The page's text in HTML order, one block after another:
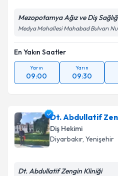
Mezopotamya Ağız ve Diş
Medya Mahallesi Mahabad Bulvarı
En Yakın Saatler
Yarın
09:00
Yarın
09:30
Dt. Abdullatif
Diş Hekimi
Diyarbakır, Yenişehir
Dt. Abdullatif Zengin Kliniği